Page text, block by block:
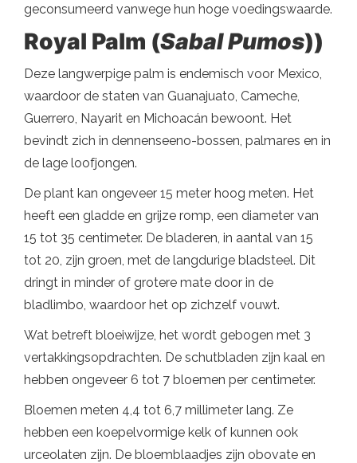
geconsumeerd vanwege hun hoge voedingswaarde.
Royal Palm (Sabal Pumos))
Deze langwerpige palm is endemisch voor Mexico,
waardoor de staten van Guanajuato, Cameche,
Guerrero, Nayarit en Michoacán bewoont. Het
bevindt zich in dennenseeno-bossen, palmares en in
de lage loofjongen.
De plant kan ongeveer 15 meter hoog meten. Het
heeft een gladde en grijze romp, een diameter van
15 tot 35 centimeter. De bladeren, in aantal van 15
tot 20, zijn groen, met de langdurige bladsteel. Dit
dringt in minder of grotere mate door in de
bladlimbo, waardoor het op zichzelf vouwt.
Wat betreft bloeiwijze, het wordt gebogen met 3
vertakkingsopdrachten. De schutbladen zijn kaal en
hebben ongeveer 6 tot 7 bloemen per centimeter.
Bloemen meten 4,4 tot 6,7 millimeter lang. Ze
hebben een koepelvormige kelk of kunnen ook
urceolaten zijn. De bloemblaadjes zijn obovate en